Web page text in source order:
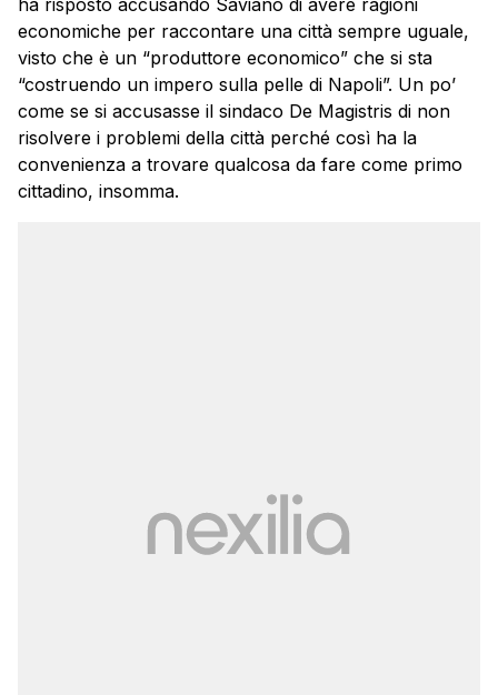
ha risposto accusando Saviano di avere ragioni
economiche per raccontare una città sempre uguale,
visto che è un “produttore economico” che si sta
“costruendo un impero sulla pelle di Napoli”. Un po’
come se si accusasse il sindaco De Magistris di non
risolvere i problemi della città perché così ha la
convenienza a trovare qualcosa da fare come primo
cittadino, insomma.